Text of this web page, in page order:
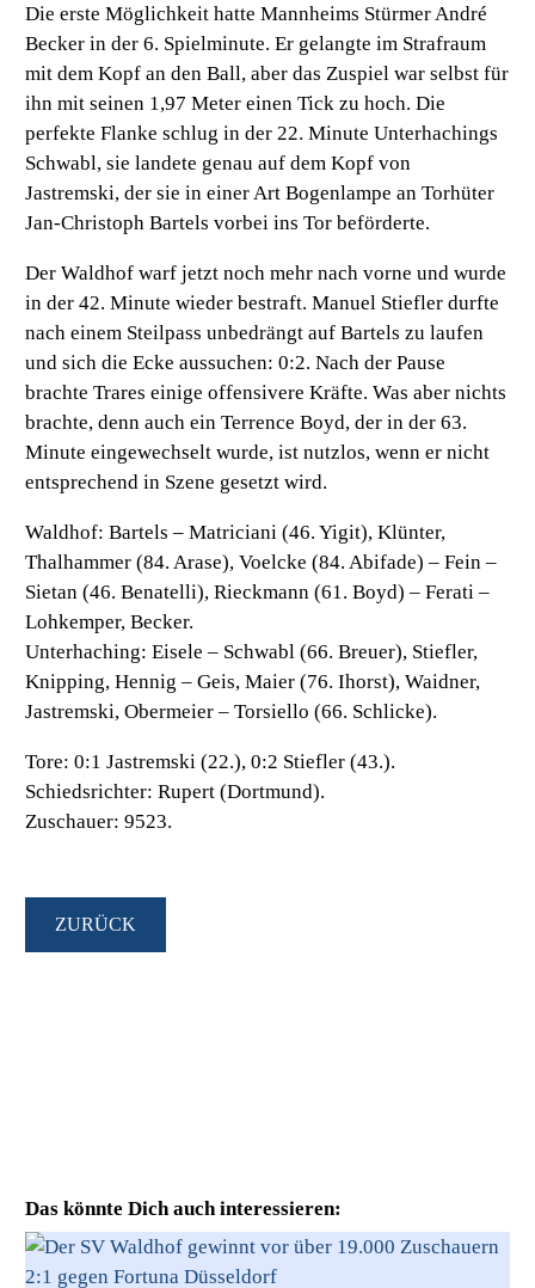
Die erste Möglichkeit hatte Mannheims Stürmer André
Becker in der 6. Spielminute. Er gelangte im Strafraum
mit dem Kopf an den Ball, aber das Zuspiel war selbst für
ihn mit seinen 1,97 Meter einen Tick zu hoch. Die
perfekte Flanke schlug in der 22. Minute Unterhachings
Schwabl, sie landete genau auf dem Kopf von
Jastremski, der sie in einer Art Bogenlampe an Torhüter
Jan-Christoph Bartels vorbei ins Tor beförderte.
Der Waldhof warf jetzt noch mehr nach vorne und wurde
in der 42. Minute wieder bestraft. Manuel Stiefler durfte
nach einem Steilpass unbedrängt auf Bartels zu laufen
und sich die Ecke aussuchen: 0:2. Nach der Pause
brachte Trares einige offensivere Kräfte. Was aber nichts
brachte, denn auch ein Terrence Boyd, der in der 63.
Minute eingewechselt wurde, ist nutzlos, wenn er nicht
entsprechend in Szene gesetzt wird.
Waldhof:Bartels – Matriciani (46. Yigit), Klünter,
Thalhammer (84. Arase), Voelcke (84. Abifade) – Fein –
Sietan (46. Benatelli), Rieckmann (61. Boyd) – Ferati –
Lohkemper, Becker.
Unterhaching:Eisele – Schwabl (66. Breuer), Stiefler,
Knipping, Hennig – Geis, Maier (76. Ihorst), Waidner,
Jastremski, Obermeier – Torsiello (66. Schlicke).
Tore:0:1 Jastremski (22.), 0:2 Stiefler (43.).
Schiedsrichter:Rupert (Dortmund).
Zuschauer:9523.
ZURÜCK
Das könnte Dich auch interessieren: